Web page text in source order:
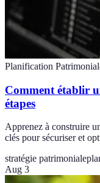
Planification
Comment établir
étapes
Apprenez à construire
clés pour sécuriser et
stratégie patrimoniale
Aug 3